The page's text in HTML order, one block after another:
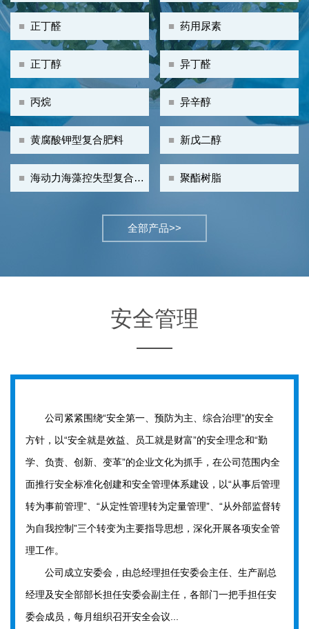
■药用尿素
■ 正丁醛
■异丁醛
■ 正丁醇
■异辛醇
■ 丙烷
■ 新戊二醇
■ 黄腐酸钾型复合肥料
■聚酯树脂
■ 海动力海藻控失型复合肥
全部产品>>
安全管理
公司紧紧围绕“安全第一、预防为主、综合治理”的安全
方针，以“安全就是效益、员工就是财富”的安全理念和“勤
学、负责、创新、变革”的企业文化为抓手，在公司范围内全
面推行安全标准化创建和安全管理体系建设，以“从事后管理
转为事前管理”、“从定性管理转为定量管理”、“从外部监督转
为自我控制”三个转变为主要指导思想，深化开展各项安全管
理工作。
公司成立安委会，由总经理担任安委会主任、生产副总
经理及安全部部长担任安委会副主任，各部门一把手担任安
委会成员，每月组织召开安全会议...